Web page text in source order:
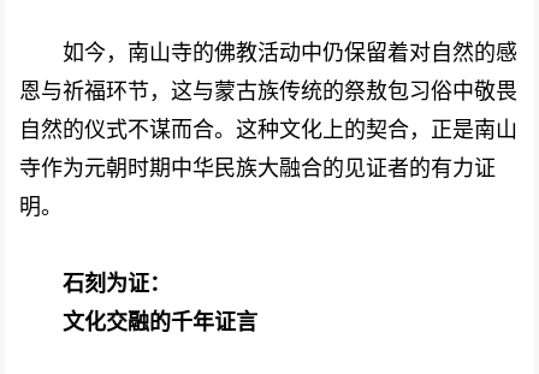
如今，南山寺的佛教活动中仍保留着对自然的感
恩与祈福环节，这与蒙古族传统的祭敖包习俗中敬畏
自然的仪式不谋而合。这种文化上的契合，正是南山
寺作为元朝时期中华民族大融合的见证者的有力证
明。
石刻为证：
文化交融的千年证言